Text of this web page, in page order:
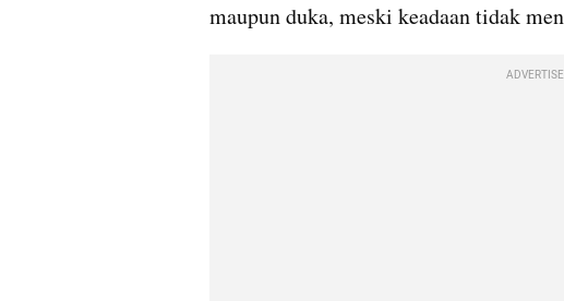
maupun duka, meski keadaan tidak